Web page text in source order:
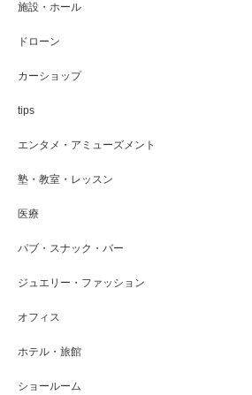
施設・ホール
ドローン
カーショップ
tips
エンタメ・アミューズメント
塾・教室・レッスン
医療
パブ・スナック・バー
ジュエリー・ファッション
オフィス
ホテル・旅館
ショールーム